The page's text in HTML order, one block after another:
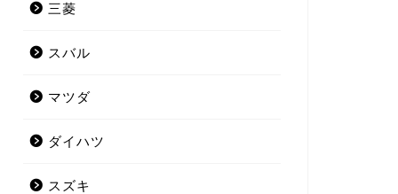
三菱
スバル
マツダ
ダイハツ
スズキ